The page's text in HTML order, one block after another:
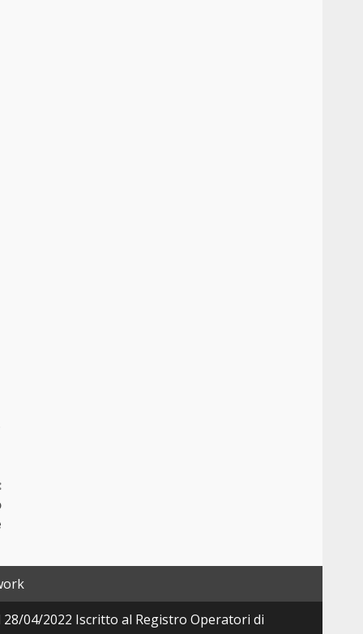
04/2022 Iscritto al Registro Operatori di